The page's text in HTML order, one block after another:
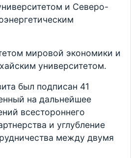
и Северо-
мировой экономики и
университетом.
был подписан 41
на дальнейшее
всестороннего
и углубление
между двумя